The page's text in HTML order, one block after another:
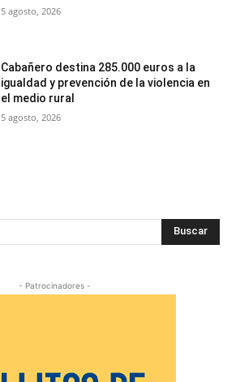
5 agosto, 2026
Cabañero destina 285.000 euros a la
igualdad y prevención de la violencia en
el medio rural
5 agosto, 2026
Buscar
- Patrocinadores -